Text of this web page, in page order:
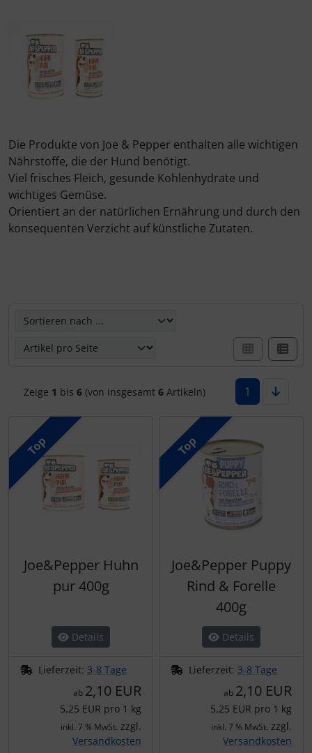
Die Produkte von Joe & Pepper enthalten alle wichtigen
Nährstoffe, die der Hund benötigt.
Viel frisches Fleich, gesunde Kohlenhydrate und
wichtiges Gemüse.
Orientiert an der natürlichen Ernährung und durch den
konsequenten Verzicht auf künstliche Zutaten.
Zeige 1 bis 6(von insgesamt 6Artikeln) 1
Top
Joe&Pepper Huhn
pur 400g
Details
Lieferzeit: 3-8 Tage
ab 2,10 EUR
5,25 EUR pro 1 kg
inkl. 7 % MwSt. zzgl.
Versandkosten
Top
Joe&Pepper Puppy
Rind & Forelle
400g
Details
Lieferzeit: 3-8 Tage
ab 2,10 EUR
5,25 EUR pro 1 kg
inkl. 7 % MwSt. zzgl.
Versandkosten